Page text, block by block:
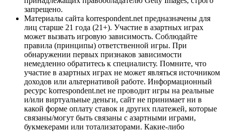
запрещено.
Материалы сайта korrespondent.net предназначены для
лиц старше 21 года (21+). Участие в азартных играх
может вызвать игровую зависимость. Соблюдайте
правила (принципы) ответственной игры. При
обнаружении первых признаков зависимости
немедленно обратитесь к специалисту. Помните, что
участие в азартных играх не может являться источником
доходов или альтернативой работе. Информационный
ресурс korrespondent.net не проводит игры на реальные
и/или виртуальные деньги, сайт не принимает ни в
какой форме оплату ставок и других платежей, которые
связаны/могут быть связаны с азартными играми,
букмекерами или тотализаторами. Какие-либо